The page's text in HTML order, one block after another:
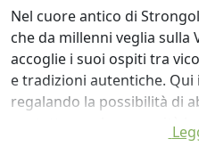
Nel cuore antico di
che da millenni veglia sulla
accoglie i suoi ospiti tra
e tradizioni autentiche.
regalando la possibilità di
contatto con la comunità